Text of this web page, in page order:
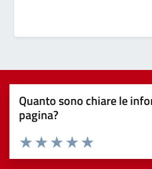
Quanto sono chiare le
pagina?
Valuta 5 stelle su
Valuta 4 stelle su 5
Valuta 3 stelle su 5
Valuta 2 stelle su 5
Valuta 1 stelle su 5